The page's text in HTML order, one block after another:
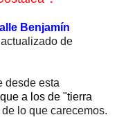
Benjamín
de
desde esta
a los de "tierra
lo que carecemos.